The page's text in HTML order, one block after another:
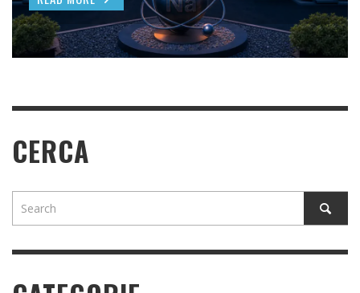
READ MORE
READ MORE
CERCA